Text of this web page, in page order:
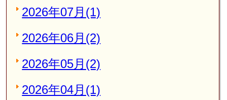
2026年07月(1)
2026年06月(2)
2026年05月(2)
2026年04月(1)